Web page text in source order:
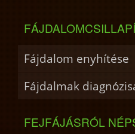
Fájdalom enyhítése
Fájdalmak
FEJFÁJÁSRÓL